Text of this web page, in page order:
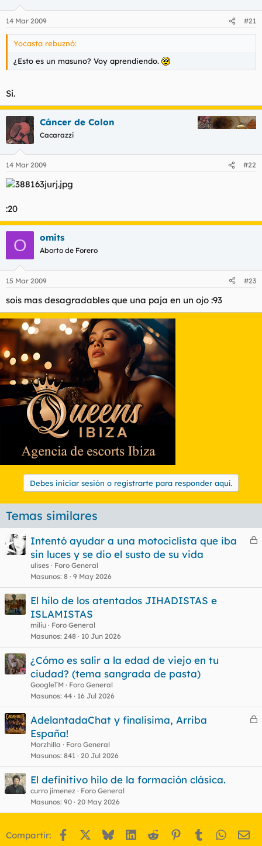
14 Mar 2009 #21
Yocasta rebuznó:
¿Esto es un masuno? Voy aprendiendo.
Si.
Cáncer de Colon
Cacarazzi
14 Mar 2009 #22
:20
O omits
Aborto de Forero
15 Mar 2009 #23
sois mas desagradables que una paja en un ojo :93
Debes iniciar sesión o registrarte para responder aquí.
Temas similares
C
a
Intentó ayudar a una motociclista que iba
sin luces y se dio el susto de su vida
ulises
Foro General
Masunos 8 9 May 2026
El hilo de los atentados JIHADISTAS e
ISLAMISTAS
miliu
Foro General
Masunos 248 10 Jun 2026
¿Cómo es salir a la edad de viejo en tu
ciudad? (tema sangrada de pasta)
GoogleTM
Foro General
Masunos 44 16 Jul 2026
C
a
AdelantadaChat y finalisima, Arriba
España!
Morzhilla
Foro General
Masunos 841 20 Jul 2026
El definitivo hilo de la formación clásica.
curro jimenez
Foro General
Masunos 90 20 May 2026
Compartir: Facebook BlueskyLinkedIn
Reddit Pinterest
Tumblr